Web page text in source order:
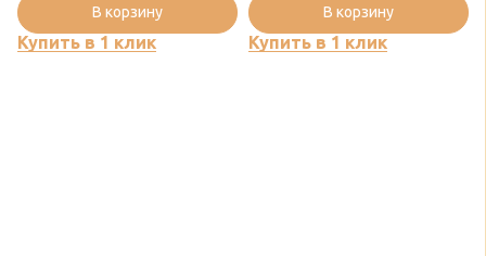
Купить в 1 клик
В корзину
Купить в 1 клик
В корзину